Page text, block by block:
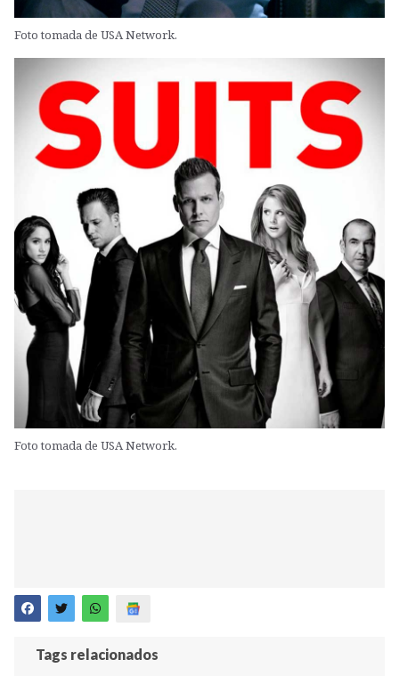
Foto tomada de USA Network.
Foto tomada de USA Network.
Tags relacionados